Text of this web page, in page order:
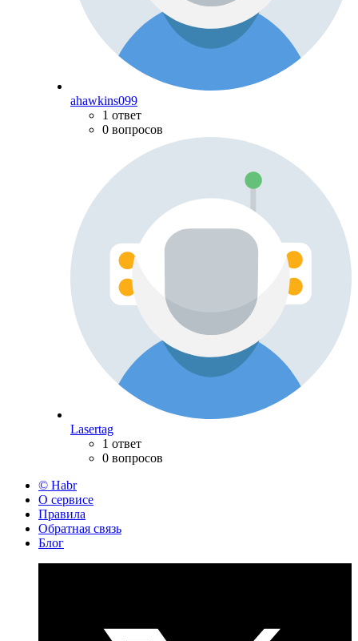
ahawkins099
1 ответ
0 вопросов
Lasertag
1 ответ
0 вопросов
© Habr
О сервисе
Правила
Обратная связь
Блог